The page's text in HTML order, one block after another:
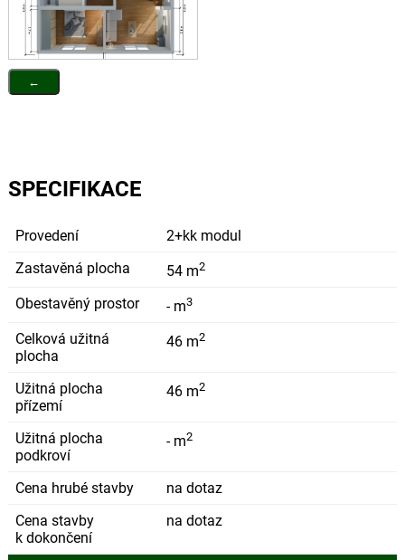
←
SPECIFIKACE
Provedení
2+kk modul
Zastavěná plocha
54 m2
Obestavěný prostor - m3
Celková užitná
plocha
46 m2
Užitná plocha
přízemí
46 m2
Užitná plocha
podkroví
- m2
Cena hrubé stavby
na dotaz
Cena stavby
k dokončení
na dotaz